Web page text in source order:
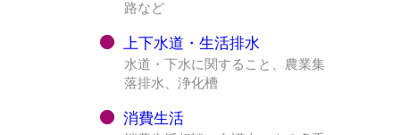
路など
上下水道・生活排水
水道・下水に関すること、農業集
落排水、浄化槽
消費生活